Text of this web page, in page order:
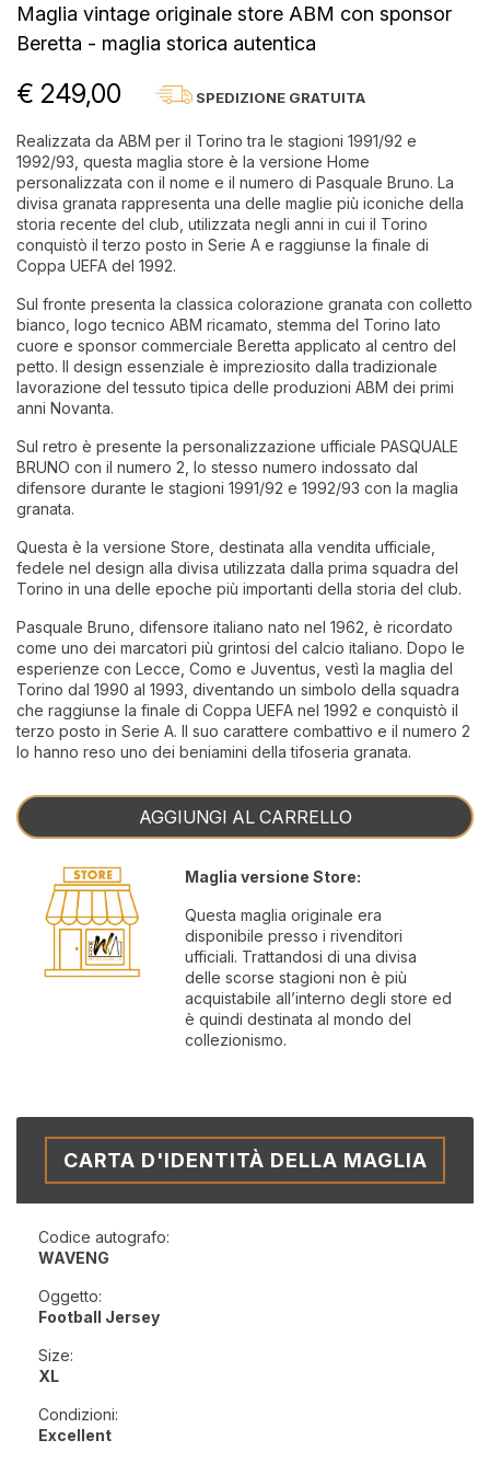
Maglia vintage originale store ABM con sponsor
Beretta - maglia storica autentica
€ 249,00 SPEDIZIONE GRATUITA
Realizzata da ABM per il Torino tra le stagioni 1991/92 e
1992/93, questa maglia store è la versione Home
personalizzata con il nome e il numero di Pasquale Bruno. La
divisa granata rappresenta una delle maglie più iconiche della
storia recente del club, utilizzata negli anni in cui il Torino
conquistò il terzo posto in Serie A e raggiunse la finale di
Coppa UEFA del 1992.
Sul fronte presenta la classica colorazione granata con colletto
bianco, logo tecnico ABM ricamato, stemma del Torino lato
cuore e sponsor commerciale Beretta applicato al centro del
petto. Il design essenziale è impreziosito dalla tradizionale
lavorazione del tessuto tipica delle produzioni ABM dei primi
anni Novanta.
Sul retro è presente la personalizzazione ufficiale PASQUALE
BRUNO con il numero 2, lo stesso numero indossato dal
difensore durante le stagioni 1991/92 e 1992/93 con la maglia
granata.
Questa è la versione Store, destinata alla vendita ufficiale,
fedele nel design alla divisa utilizzata dalla prima squadra del
Torino in una delle epoche più importanti della storia del club.
Pasquale Bruno, difensore italiano nato nel 1962, è ricordato
come uno dei marcatori più grintosi del calcio italiano. Dopo le
esperienze con Lecce, Como e Juventus, vestì la maglia del
Torino dal 1990 al 1993, diventando un simbolo della squadra
che raggiunse la finale di Coppa UEFA nel 1992 e conquistò il
terzo posto in Serie A. Il suo carattere combattivo e il numero 2
lo hanno reso uno dei beniamini della tifoseria granata.
AGGIUNGI AL CARRELLO
Maglia versione Store:
Questa maglia originale era
disponibile presso i rivenditori
ufficiali. Trattandosi di una divisa
delle scorse stagioni non è più
acquistabile all’interno degli store ed
è quindi destinata al mondo del
collezionismo.
CARTA D'IDENTITÀ DELLA MAGLIA
Codice autografo:
WAVENG
Oggetto:
Football Jersey
Size:
XL
Condizioni:
Excellent